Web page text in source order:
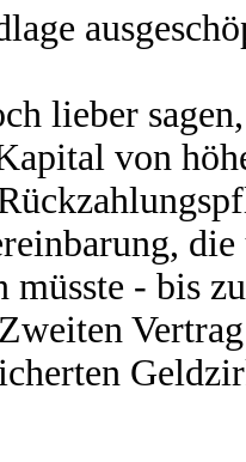
lieber
von
müsste - bis